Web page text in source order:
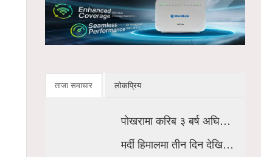
ताजा समाचार लोकप्रिय
पोखरामा करिब ३ बर्ष अघि…
मर्दी हिमालमा तीन दिन देखि…